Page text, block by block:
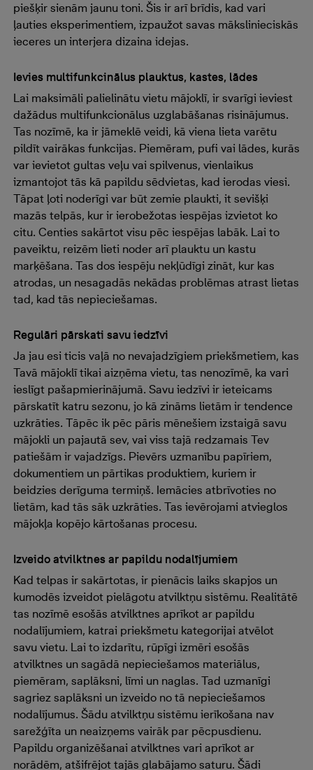
piešķir sienām jaunu toni. Šis ir arī brīdis, kad vari
ļauties eksperimentiem, izpaužot savas mākslinieciskās
ieceres un interjera dizaina idejas.
Ievies multifunkcinālus plauktus, kastes, lādes
Lai maksimāli palielinātu vietu mājoklī, ir svarīgi ieviest
dažādus multifunkcionālus uzglabāšanas risinājumus.
Tas nozīmē, ka ir jāmeklē veidi, kā viena lieta varētu
pildīt vairākas funkcijas. Piemēram, pufi vai lādes, kurās
var ievietot gultas veļu vai spilvenus, vienlaikus
izmantojot tās kā papildu sēdvietas, kad ierodas viesi.
Tāpat ļoti noderīgi var būt zemie plaukti, it sevišķi
mazās telpās, kur ir ierobežotas iespējas izvietot ko
citu. Centies sakārtot visu pēc iespējas labāk. Lai to
paveiktu, reizēm lieti noder arī plauktu un kastu
marķēšana. Tas dos iespēju nekļūdīgi zināt, kur kas
atrodas, un nesagadās nekādas problēmas atrast lietas
tad, kad tās nepieciešamas.
Regulāri pārskati savu iedzīvi
Ja jau esi ticis vaļā no nevajadzīgiem priekšmetiem, kas
Tavā mājoklī tikai aizņēma vietu, tas nenozīmē, ka vari
ieslīgt pašapmierinājumā. Savu iedzīvi ir ieteicams
pārskatīt katru sezonu, jo kā zināms lietām ir tendence
uzkrāties. Tāpēc ik pēc pāris mēnešiem izstaigā savu
mājokli un pajautā sev, vai viss tajā redzamais Tev
patiešām ir vajadzīgs. Pievērs uzmanību papīriem,
dokumentiem un pārtikas produktiem, kuriem ir
beidzies derīguma termiņš. Iemācies atbrīvoties no
lietām, kad tās sāk uzkrāties. Tas ievērojami atvieglos
mājokļa kopējo kārtošanas procesu.
Izveido atvilktnes ar papildu nodalījumiem
Kad telpas ir sakārtotas, ir pienācis laiks skapjos un
kumodēs izveidot pielāgotu atvilktņu sistēmu. Realitātē
tas nozīmē esošās atvilktnes aprīkot ar papildu
nodalījumiem, katrai priekšmetu kategorijai atvēlot
savu vietu. Lai to izdarītu, rūpīgi izmēri esošās
atvilktnes un sagādā nepieciešamos materiālus,
piemēram, saplāksni, līmi un naglas. Tad uzmanīgi
sagriez saplāksni un izveido no tā nepieciešamos
nodalījumus. Šādu atvilktņu sistēmu ierīkošana nav
sarežģīta un neaizņems vairāk par pēcpusdienu.
Papildu organizēšanai atvilktnes vari aprīkot ar
norādēm, atšifrējot tajās glabājamo saturu. Šādi